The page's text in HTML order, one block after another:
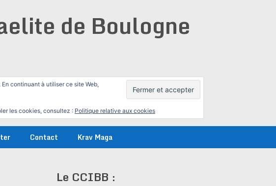
de Boulogne
continuant à utiliser ce site Web,
les cookies, consultez : Politique relative aux cookies
Contact Krav Maga
Le CCIBB :